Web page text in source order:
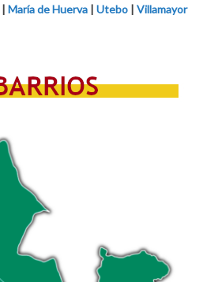
| María de Huerva | Utebo | Villamayor